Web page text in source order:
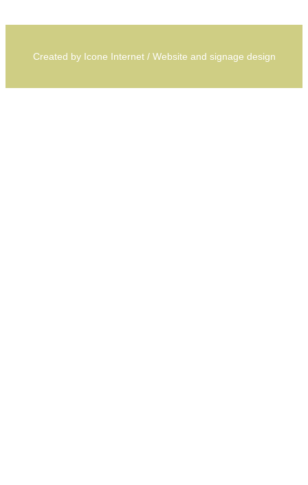
Created by Icone Internet/ Website and signage design